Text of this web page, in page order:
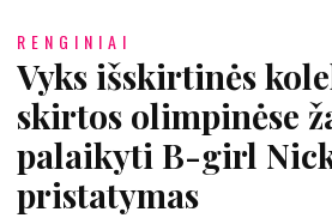
RENGINIAI
Vyks išskirtinės
skirtos olimpinėse
palaikyti B-girl
pristatymas